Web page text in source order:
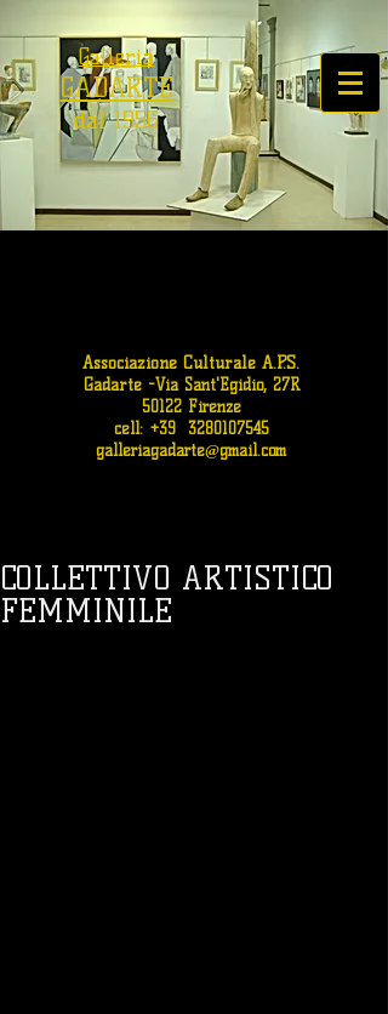
Galleria
GADARTE
dal 1956
Associazione Culturale A.P.S.
Gadarte-Via Sant'Egidio, 27R
50122 Firenze
cell: +39 3280107545
galleriagadarte@gmail.com
COLLETTIVO ARTISTICO
FEMMINILE